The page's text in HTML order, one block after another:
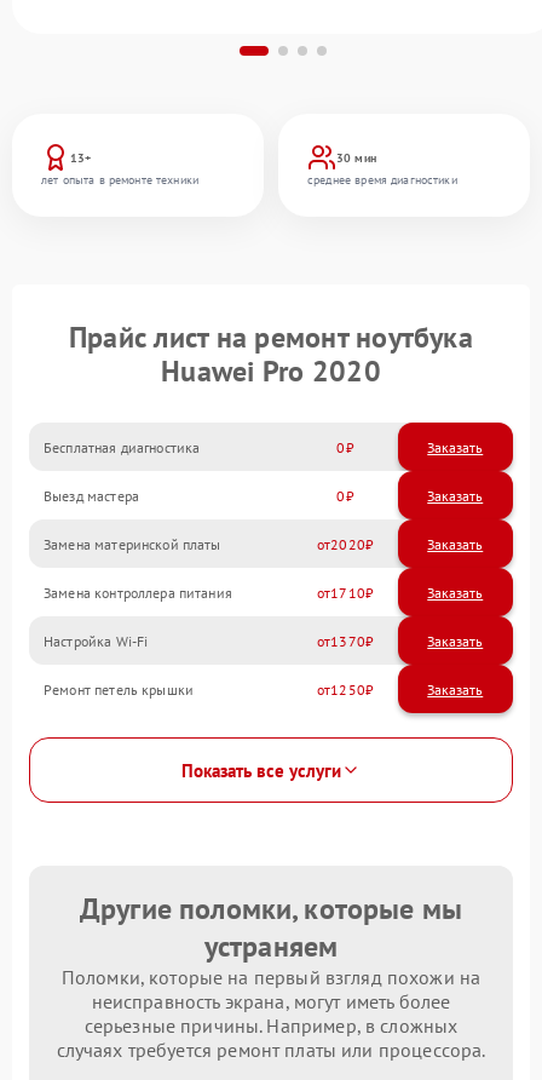
13+
лет опыта в ремонте техники
30 мин
среднее время диагностики
Прайс лист на ремонт ноутбука
Huawei Pro 2020
Бесплатная диагностика 0 Заказать
Выезд мастера 0 Заказать
Замена материнской платы 2020
Замена контроллера питания 1710
Настройка Wi-Fi 1370
Ремонт петель крышки 1250
Показать все услуги
Другие поломки, которые мы
устраняем
Поломки, которые на первый взгляд похожи на
неисправность экрана, могут иметь более
серьезные причины. Например, в сложных
случаях требуется ремонт платы или процессора.